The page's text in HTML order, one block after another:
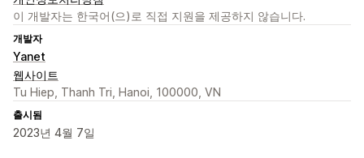
이 개발자는 한국어(으)로 직접 지원을 제공하지 않습니다.
개발자
Yanet
웹사이트
Tu Hiep, Thanh Tri, Hanoi, 100000, VN
출시됨
2023년 4월 7일